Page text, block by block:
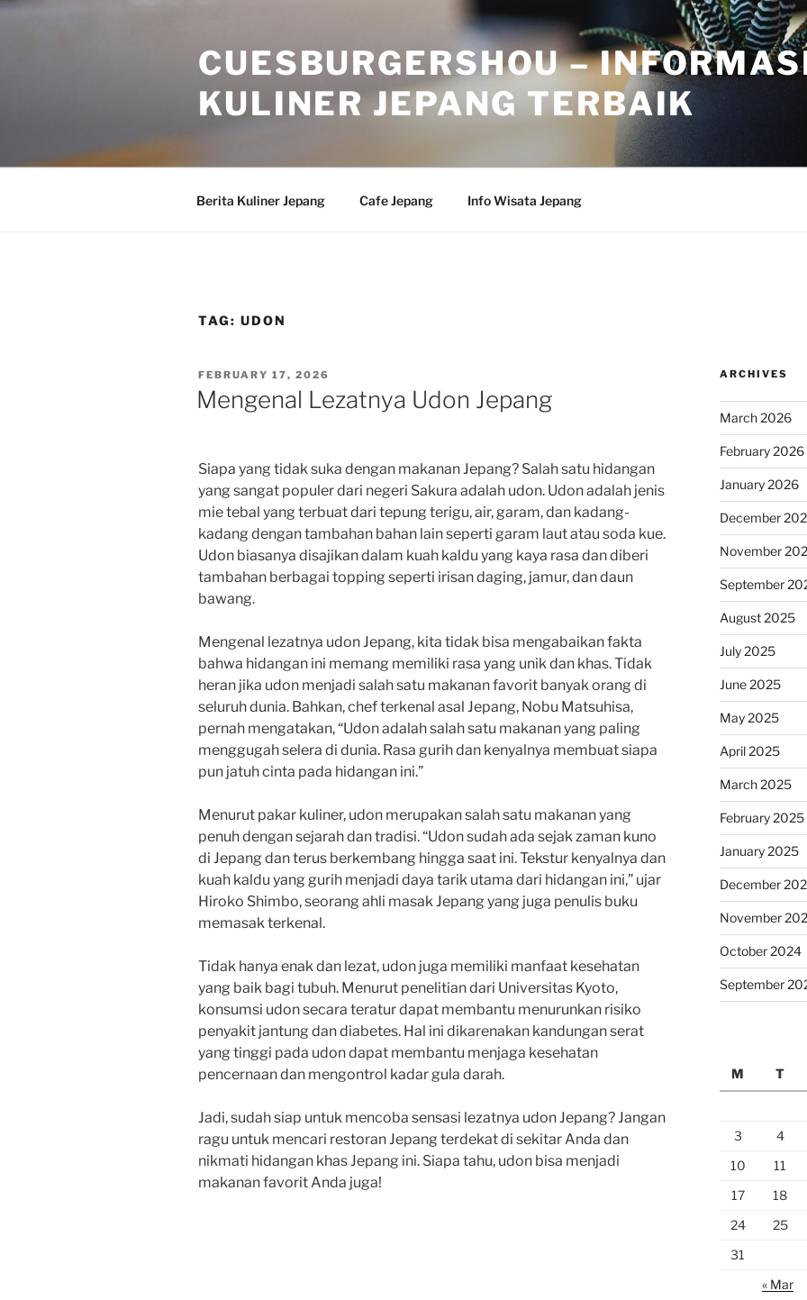
Skip
CUESBURGERSHOU –
KULINER JEPANG TERBAIK
Berita Kuliner Jepang Cafe Jepang Info Wisata Jepang
TAG: UDON
POSTED
ON
FEBRUARY 17, 2026
Mengenal Lezatnya Udon Jepang
Siapa yang tidak suka dengan makanan Jepang? Salah satu hidangan
yang sangat populer dari negeri Sakura adalah udon. Udon adalah jenis
mie tebal yang terbuat dari tepung terigu, air, garam, dan kadang-
kadang dengan tambahan bahan lain seperti garam laut atau soda kue.
Udon biasanya disajikan dalam kuah kaldu yang kaya rasa dan diberi
tambahan berbagai topping seperti irisan daging, jamur, dan daun
bawang.
Mengenal lezatnya udon Jepang, kita tidak bisa mengabaikan fakta
bahwa hidangan ini memang memiliki rasa yang unik dan khas. Tidak
heran jika udon menjadi salah satu makanan favorit banyak orang di
seluruh dunia. Bahkan, chef terkenal asal Jepang, Nobu Matsuhisa,
pernah mengatakan, “Udon adalah salah satu makanan yang paling
menggugah selera di dunia. Rasa gurih dan kenyalnya membuat siapa
pun jatuh cinta pada hidangan ini.”
Menurut pakar kuliner, udon merupakan salah satu makanan yang
penuh dengan sejarah dan tradisi. “Udon sudah ada sejak zaman kuno
di Jepang dan terus berkembang hingga saat ini. Tekstur kenyalnya dan
kuah kaldu yang gurih menjadi daya tarik utama dari hidangan ini,” ujar
Hiroko Shimbo, seorang ahli masak Jepang yang juga penulis buku
memasak terkenal.
Tidak hanya enak dan lezat, udon juga memiliki manfaat kesehatan
yang baik bagi tubuh. Menurut penelitian dari Universitas Kyoto,
konsumsi udon secara teratur dapat membantu menurunkan risiko
penyakit jantung dan diabetes. Hal ini dikarenakan kandungan serat
yang tinggi pada udon dapat membantu menjaga kesehatan
pencernaan dan mengontrol kadar gula darah.
Jadi, sudah siap untuk mencoba sensasi lezatnya udon Jepang? Jangan
ragu untuk mencari restoran Jepang terdekat di sekitar Anda dan
nikmati hidangan khas Jepang ini. Siapa tahu, udon bisa menjadi
makanan favorit Anda juga!
ARCHIVES
March 2026
February 2026
January 2026
December
November
September
August 2025
July 2025
June 2025
May 2025
April 2025
March 2025
February 2025
January 2025
December
November
October 2024
September
M T
3
4
10
11
17
18
24
25
31
« Mar